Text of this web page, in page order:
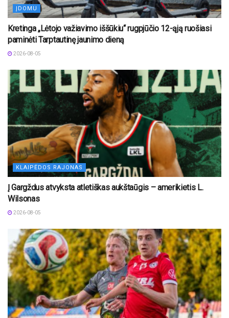
ĮDOMU
Kretinga „Lėtojo važiavimo iššūkiu“ rugpjūčio 12-ąją ruošiasi
paminėti Tarptautinę jaunimo dieną
2026-08-05
KLAIPĖDOS RAJONAS
Į Gargždus atvyksta atletiškas aukštaūgis – amerikietis L.
Wilsonas
2026-08-05